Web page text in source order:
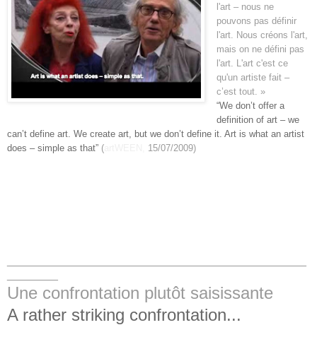
l'art – nous ne
pouvons pas définir
l'art. Nous créons l'art,
mais on ne défini pas
l'art. L'art c'est ce
qu'un artiste fait –
c’est tout. »
“We don’t offer a
definition of art – we
can’t define art. We create art, but we don’t define it. Art is what an artist
does – simple as that” ( 15/07/2009)
Une confrontation plutôt saisissante
A rather striking confrontation...